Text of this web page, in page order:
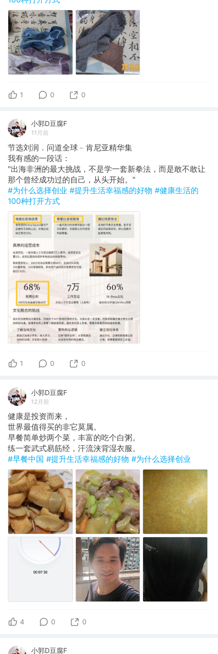
1 0 0
小郭D豆腐F
11月前
节选刘润．问道全球﹣肯尼亚精华集
​我有感的一段话：
"出海非洲的最大挑战，不是学一套新拳法，而是敢不敢让
那个曾经成功过的自己，从头开始。"
#为什么选择创业 #提升生活幸福感的好物 #健康生活的
100种打开方式
1 0 0
小郭D豆腐F
12月前
健康是投资而来，
世界最值得买的非它莫属。
早餐简单炒两个菜，丰富的吃个白粥。
​练一套武式易筋经，汗流浃背湿衣服。
#早餐中国 #提升生活幸福感的好物 #为什么选择创业
4 0 0
小郭D豆腐F